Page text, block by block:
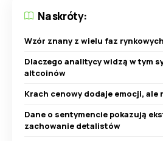
Na skróty:
Wzór znany z wielu faz rynkowych
Dlaczego analitycy widzą w tym
altcoinów
Krach cenowy dodaje emocji, ale
Dane o sentymencie pokazują
zachowanie detalistów